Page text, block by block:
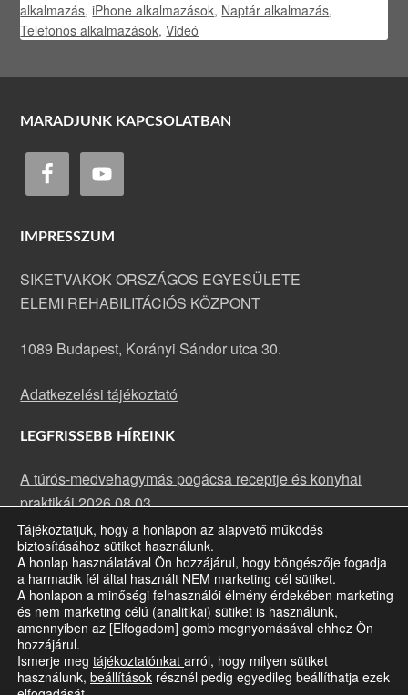
alkalmazás,iPhone alkalmazások, Naptár alkalmazás,
Telefonos alkalmazások,Videó
MARADJUNK KAPCSOLATBAN
IMPRESSZUM
SIKETVAKOK ORSZÁGOS EGYESÜLETE
ELEMI REHABILITÁCIÓS KÖZPONT
1089 Budapest, Korányi Sándor utca 30.
Adatkezelési tájékoztató
LEGFRISSEBB HÍREINK
A túrós-medvehagymás pogácsa receptje és konyhai
praktikái2026.08.03.
A rakott karfiol receptje és konyhai praktikái2026.07.13.
Májusi rehabilitációs klub: fókuszban a szemünk
egészsége2026.07.09.
A honlap jogtulajdonosa a Siketvakok Országos Egyesülete ·
jogok fenntartva· Copyright © 2026
Tájékoztatjuk, hogy a honlapon az alapvető működés
biztosításához sütiket használunk.
A honlap használatával Ön hozzájárul, hogy böngészője fogadja
a harmadik fél által használt NEM marketing cél sütiket.
A honlapon a minőségi felhasználói élmény érdekében marketing
és nem marketing célú (analitikai) sütiket is használunk,
amennyiben az [Elfogadom] gomb megnyomásával ehhez Ön
hozzájárul.
Ismerje meg tájékoztatónkat arról, hogy milyen sütiket
használunk, beállítások résznél pedig egyedileg beállíthatja ezek